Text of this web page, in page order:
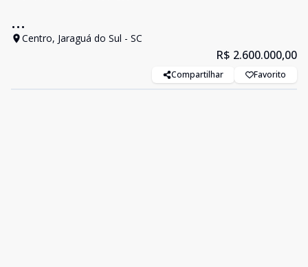
...
Centro, Jaraguá do Sul - SC
R$ 2.600.000,00
Compartilhar Favorito